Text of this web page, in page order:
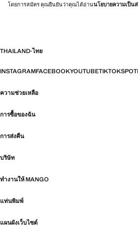
โดยการสมัคร คุณยืนยันว่าคุณได้อ่านนโยบายความเป็น
THAILAND·ไทย
INSTAGRAMFACEBOOKYOUTUBETIKTOK
ความช่วยเหลือ
การซื้อของฉัน
การส่งคืน
บริษัท
ทำงานให้ MANGO
แท่นพิมพ์
แผนผังเว็บไซต์